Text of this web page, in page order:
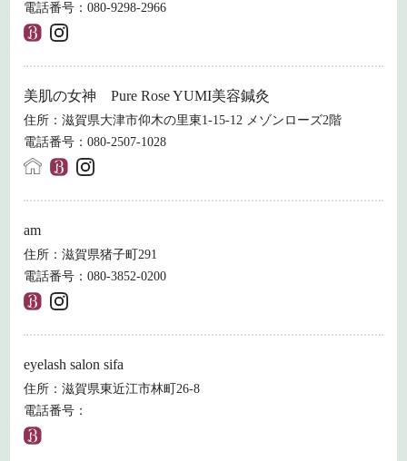
電話番号：080-9298-2966
美肌の女神 Pure Rose YUMI美容鍼灸
住所：滋賀県大津市仰木の里東1-15-12 メゾンローズ2階
電話番号：080-2507-1028
am
住所：滋賀県猪子町291
電話番号：080-3852-0200
eyelash salon sifa
住所：滋賀県東近江市林町26-8
電話番号：